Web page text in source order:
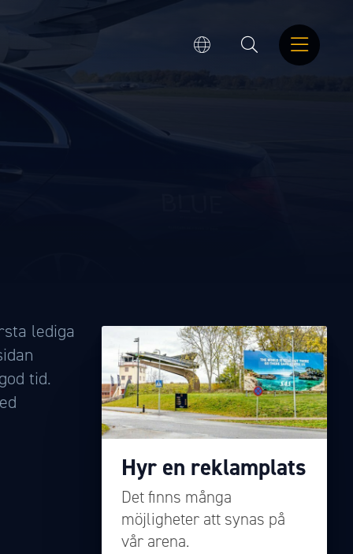
lediga
tid.
Hyr en reklamplats
Det finns många
möjligheter att synas på
vår arena.